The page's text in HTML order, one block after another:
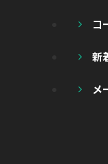
コ
新
メ